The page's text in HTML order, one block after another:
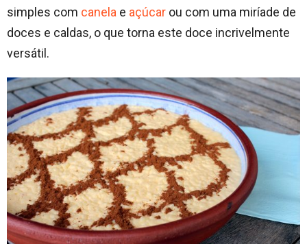
simples com canela e açúcar ou com uma miríade de
doces e caldas, o que torna este doce incrivelmente
versátil.